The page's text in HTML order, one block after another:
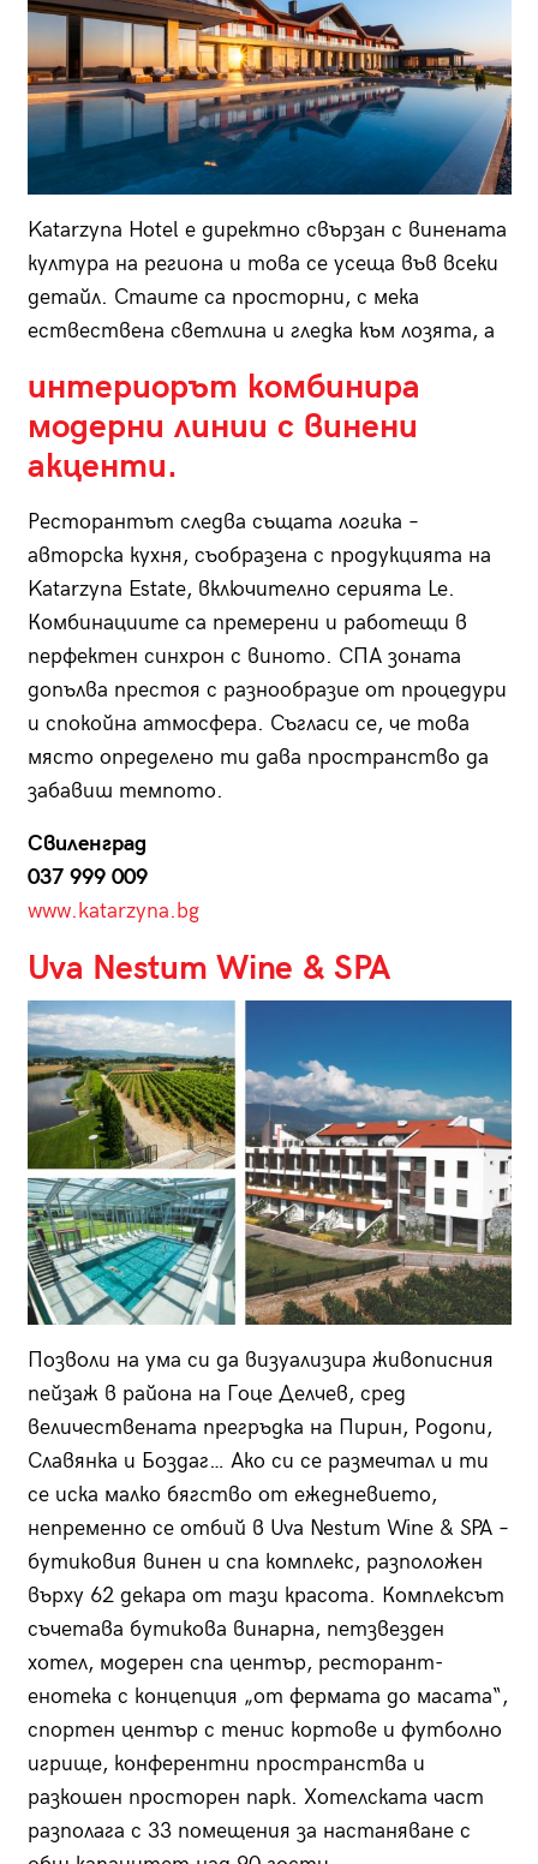
Katarzyna Hotel е директно свързан с винената
култура на региона и това се усеща във всеки
детайл. Стаите са просторни, с мека
ествествена светлина и гледка към лозята, а
интериорът комбинира
модерни линии с винени
акценти.
Ресторантът следва същата логика –
авторска кухня, съобразена с продукцията на
Katarzyna Estate, включително серията Le.
Комбинациите са премерени и работещи в
перфектен синхрон с виното. СПА зоната
допълва престоя с разнообразие от процедури
и спокойна атмосфера. Съгласи се, че това
място определено ти дава пространство да
забавиш темпото.
Свиленград
037 999 009
www.katarzyna.bg
Uva Nestum Wine & SPA
Позволи на ума си да визуализира живописния
пейзаж в района на Гоце Делчев, сред
величествената прегръдка на Пирин, Родопи,
Славянка и Боздаг… Ако си се размечтал и ти
се иска малко бягство от ежедневието,
непременно се отбий в Uva Nestum Wine & SPA –
бутиковия винен и спа комплекс, разположен
върху 62 декара от тази красота. Комплексът
съчетава бутикова винарна, петзвезден
хотел, модерен спа център, ресторант-
енотека с концепция „от фермата до масата“,
спортен център с тенис кортове и футболно
игрище, конферентни пространства и
разкошен просторен парк. Хотелската част
разполага с 33 помещения за настаняване с